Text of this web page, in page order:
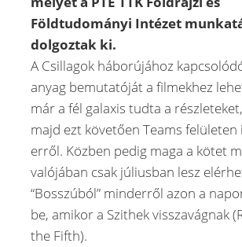
Földtudományi Intézet
dolgoztak ki.
A Csillagok háborújához
anyag bemutatóját a filmekhez
már a fél galaxis tudta a
majd ezt követően Teams felületen
erről. Közben pedig maga a kötet
valójában csak júliusban lesz
“Bosszúból” minderről azon a
be, amikor a Szithek visszavágnak
the Fifth).